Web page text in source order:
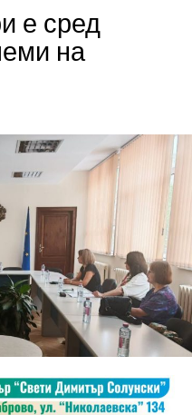
на пълния
във всички
конструктивни
енергийна
и
на
устойчива среда,
е сред
на